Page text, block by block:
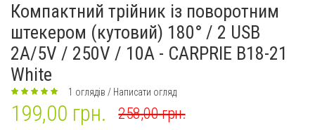
Компактний трійник із поворотним
штекером (кутовий) 180° / 2 USB
2A/5V / 250V / 10A - CARPRIE B18-21
White
1 оглядів / Написати огляд
199,00 грн. 258,00 грн.